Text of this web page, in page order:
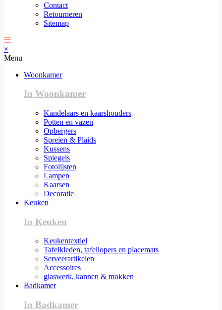
Contact
Retourneren
Sitemap
×
Menu
Woonkamer
In Woonkamer
Kandelaars en kaarshouders
Potten en vazen
Opbergers
Spreien & Plaids
Kussens
Spiegels
Fotolijsten
Lampen
Kaarsen
Decoratie
Keuken
In Keuken
Keukentextiel
Tafelkleden, tafellopers en placemats
Serveerartikelen
Accessoires
glaswerk, kannen & mokken
Badkamer
In Badkamer